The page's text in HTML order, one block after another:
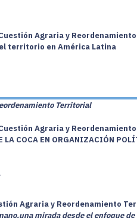
Agraria y
territorio en América Latina
Territorial
Agraria y
LA COCA EN ORGANIZACIÓN
Agraria y Reordenamiento
una mirada desde el enfoque